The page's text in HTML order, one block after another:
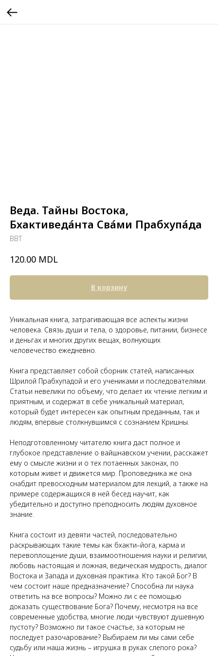
Веда. Тайны Востока,
Бхактиведа́нта Сва́ми Прабхупа́да
BBT
120.00 MDL
В корзину
Уникальная книга, затрагивающая все аспекты жизни
человека. Связь души и тела, о здоровье, питании, бизнесе
и деньгах и многих других вещах, волнующих
человечество ежедневно.
Книга представляет собой сборник статей, написанных
Шрилой Прабхупадой и его учениками и последователями.
Статьи невелики по объему, что делает их чтение легким и
приятным, и содержат в себе уникальный материал,
который будет интересен как опытным преданным, так и
людям, впервые столкнувшимся с сознанием Кришны.
Неподготовленному читателю книга даст полное и
глубокое представление о вайшнавском учении, расскажет
ему о смысле жизни и о тех потаенных законах, по
которым живет и движется мир. Проповедника же она
снабдит превосходным материалом для лекций, а также на
примере содержащихся в ней бесед научит, как
убедительно и доступно преподносить людям духовное
знание.
Книга состоит из девяти частей, последовательно
раскрывающих такие темы как бхакти–йога, карма и
перевоплощение души, взаимоотношения науки и религии,
любовь настоящая и ложная, ведическая мудрость, диалог
Востока и Запада и духовная практика. Кто такой Бог? В
чем состоит наше предназначение? Способна ли наука
ответить на все вопросы? Можно ли с ее помощью
доказать существование Бога? Почему, несмотря на все
современные удобства, многие люди чувствуют душевную
пустоту? Возможно ли такое счастье, за которым не
последует разочарование? Выбираем ли мы сами себе
судьбу или наша жизнь – игрушка в руках слепого рока?